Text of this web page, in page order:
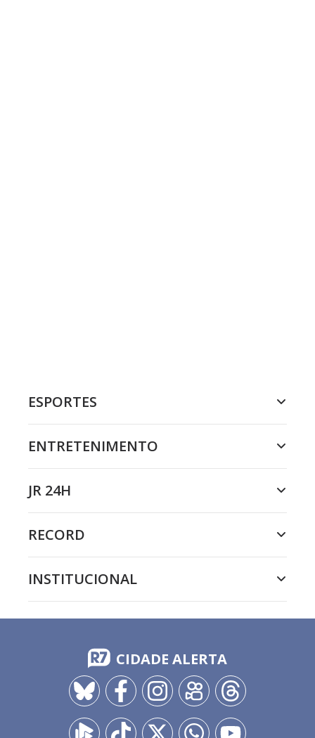
ESPORTES
ENTRETENIMENTO
JR 24H
RECORD
INSTITUCIONAL
CIDADE ALERTA